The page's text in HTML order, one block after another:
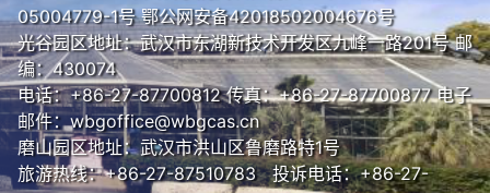
05004779-1号鄂公网安备42018502004676号
光谷园区地址：武汉市东湖新技术开发区九峰一路201号 邮
编：430074
电话：+86-27-87700812 传真：+86-27-87700877 电子
邮件：wbgoffice@wbgcas.cn
磨山园区地址：武汉市洪山区鲁磨路特1号
旅游热线：+86-27-87510783 投诉电话：+86-27-